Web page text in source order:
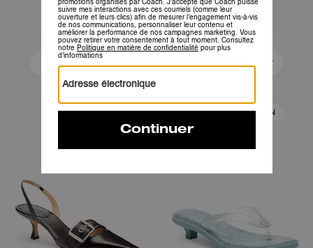
195 € 195 €
Ajouter Au Panier
FIN DE COLLECTION